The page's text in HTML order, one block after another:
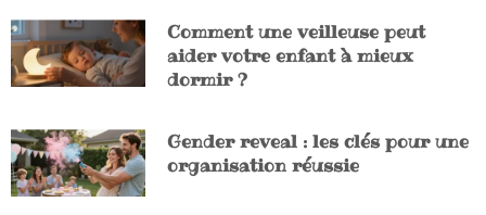
Comment une veilleuse peut
aider votre enfant à mieux
dormir ?
Gender reveal : les clés pour une
organisation réussie